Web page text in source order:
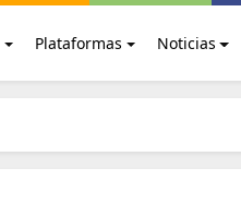
Plataformas Noticias